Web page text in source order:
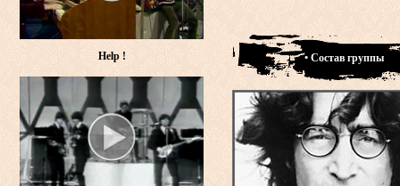
• Состав группы
Help !